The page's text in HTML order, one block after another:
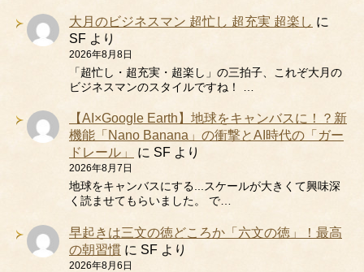
大月のビジネスマン 超忙し 超充実 超楽し に
SF より
2026年8月8日
「超忙し・超充実・超楽し」の三拍子、これぞ大月の
ビジネスマンのスタイルですね！ …
【AI×Google Earth】地球をキャンバスに！？新
機能「Nano Banana」の衝撃とAI時代の「ガー
ドレール」
に SF より
2026年8月7日
地球をキャンバスにする...スケールが大きくて興味深
く読ませてもらいました。 で…
早起きは三文の徳どころか「六文の徳」！最高
の朝習慣 に SF より
2026年8月6日